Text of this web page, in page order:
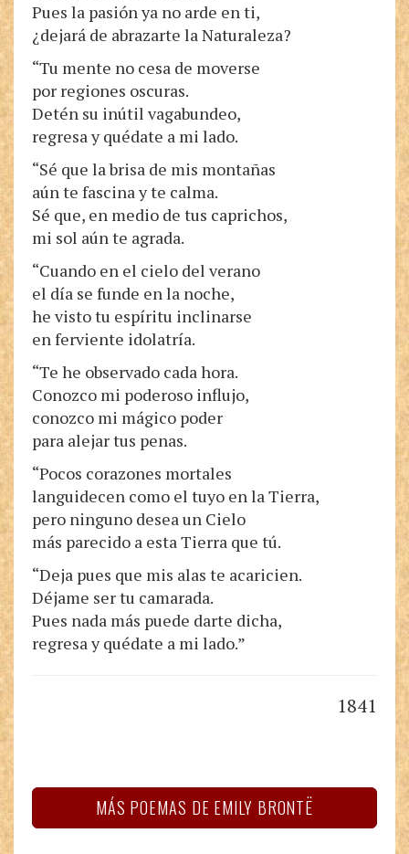
Pues la pasión ya no arde en ti,
¿dejará de abrazarte la Naturaleza?
“Tu mente no cesa de moverse
por regiones oscuras.
Detén su inútil vagabundeo,
regresa y quédate a mi lado.
“Sé que la brisa de mis montañas
aún te fascina y te calma.
Sé que, en medio de tus caprichos,
mi sol aún te agrada.
“Cuando en el cielo del verano
el día se funde en la noche,
he visto tu espíritu inclinarse
en ferviente idolatría.
“Te he observado cada hora.
Conozco mi poderoso influjo,
conozco mi mágico poder
para alejar tus penas.
“Pocos corazones mortales
languidecen como el tuyo en la Tierra,
pero ninguno desea un Cielo
más parecido a esta Tierra que tú.
“Deja pues que mis alas te acaricien.
Déjame ser tu camarada.
Pues nada más puede darte dicha,
regresa y quédate a mi lado.”
1841
MÁS POEMAS DE EMILY BRONTË